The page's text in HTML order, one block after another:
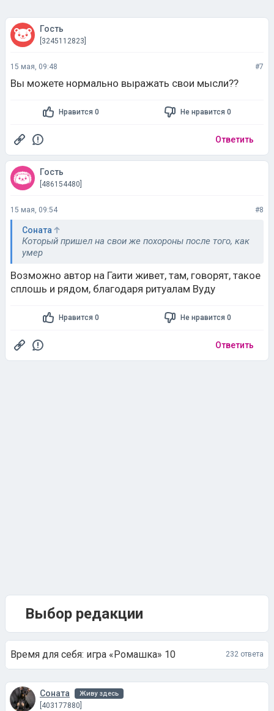
Гость
[3245112823]
15 мая, 09:48 #7
Вы можете нормально выражать свои мысли??
Нравится 0 Не нравится 0
Ответить
Гость
[486154480]
15 мая, 09:54 #8
Соната
Который пришел на свои же похороны после того, как
умер
Возможно автор на Гаити живет, там, говорят, такое
сплошь и рядом, благодаря ритуалам Вуду
Нравится 0 Не нравится 0
Ответить
Выбор редакции
Время для себя: игра «Ромашка» 10 232 ответа
Соната Живу здесь
[403177880]